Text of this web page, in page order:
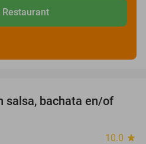
Restaurant
56%
salsa, bachata en/of
10.0 star